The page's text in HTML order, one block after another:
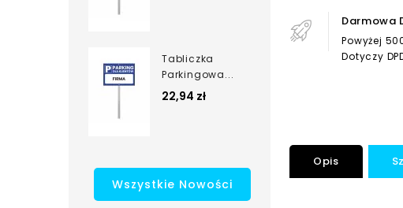
Tabliczka
Parkingowa...
22,94 zł
Wszystkie Nowości
Darmowa
Powyżej
Dotyczy
Opis